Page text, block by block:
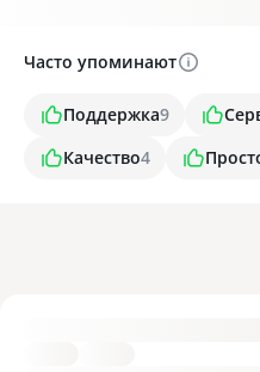
Часто упоминают
Поддержка9
Качество4